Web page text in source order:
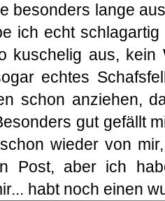
besonders lange
ich echt
kuschelig aus, kein
echtes
schon anziehen,
gut gefällt
wieder von
Post, aber ich
habt noch einen